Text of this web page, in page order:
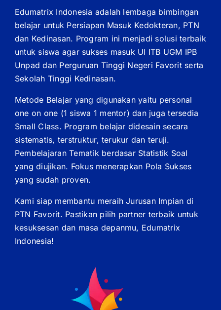
Edumatrix Indonesia adalah lembaga bimbingan
belajar untuk Persiapan Masuk Kedokteran, PTN
dan Kedinasan. Program ini menjadi solusi terbaik
untuk siswa agar sukses masuk UI ITB UGM IPB
Unpad dan Perguruan Tinggi Negeri Favorit serta
Sekolah Tinggi Kedinasan.
Metode Belajar yang digunakan yaitu personal
one on one (1 siswa 1 mentor) dan juga tersedia
Small Class. Program belajar didesain secara
sistematis, terstruktur, terukur dan teruji.
Pembelajaran Tematik berdasar Statistik Soal
yang diujikan. Fokus menerapkan Pola Sukses
yang sudah proven.
Kami siap membantu meraih Jurusan Impian di
PTN Favorit. Pastikan pilih partner terbaik untuk
kesuksesan dan masa depanmu, Edumatrix
Indonesia!